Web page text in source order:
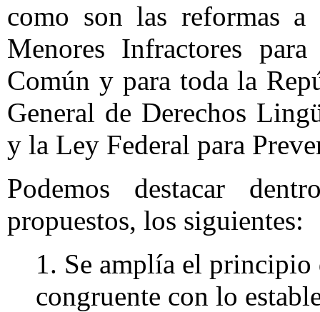
como son las reformas
Menores Infractores
Común y para toda la
General de Derechos
y la Ley Federal para
Podemos destacar
propuestos, los siguientes:
1. Se amplía el
congruente con lo